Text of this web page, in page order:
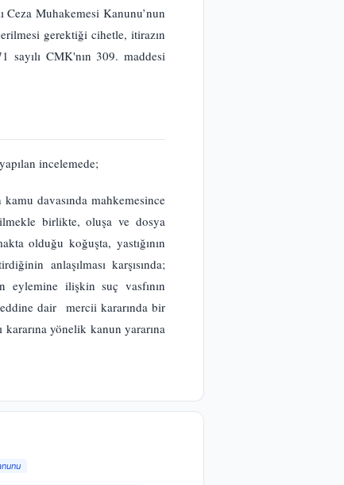
Muhakemesi Kanunu’nun
gerektiği cihetle, itirazın
sayılı CMK'nın 309. maddesi
incelemede;
kamu davasında mahkemesince
birlikte, oluşa ve dosya
olduğu koğuşta, yastığının
anlaşılması karşısında;
eylemine ilişkin suç vasfının
dair mercii kararında bir
yönelik kanun yararına